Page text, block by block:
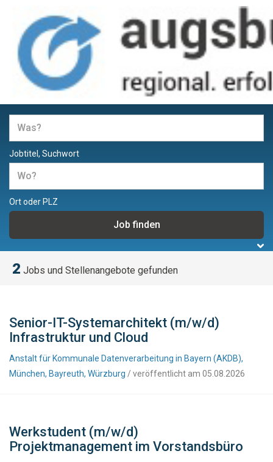
Jobs und Stellenangebote in
Augsburg
Jobtitel, Suchwort
Ort oder PLZ
2 Jobs und Stellenangebote gefunden
Senior-IT-Systemarchitekt (m/w/d)
Infrastruktur und Cloud
Anstalt für Kommunale Datenverarbeitung in Bayern (AKDB),
München, Bayreuth, Würzburg / veröffentlicht am 05.08.2026
Werkstudent (m/w/d)
Projektmanagement im Vorstandsbüro